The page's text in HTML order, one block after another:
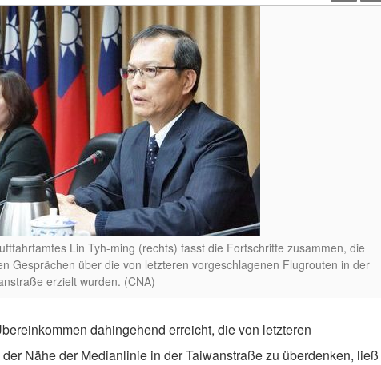
Lin Tyh-ming (rechts) fasst die Fortschritte zusammen, die
Gesprächen über die von letzteren vorgeschlagenen Flugrouten in der
erzielt wurden. (CNA)
dahingehend erreicht, die von letzteren
Nähe der Medianlinie in der Taiwanstraße zu überdenken, ließ